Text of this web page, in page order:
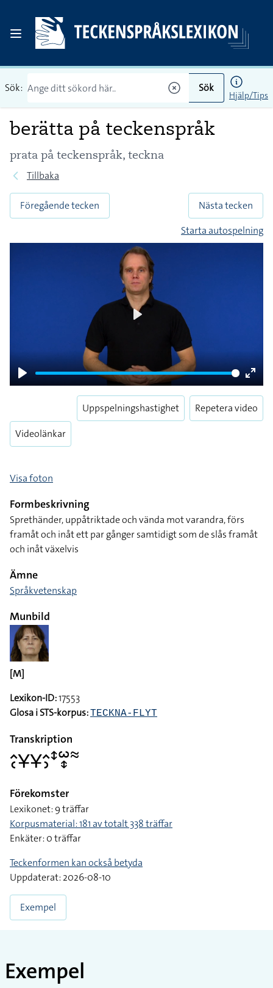
Sök: Sök
Hjälp/Tips
berätta på teckenspråk
prata på teckenspråk, teckna
Tillbaka
Föregående tecken
Nästa tecken
Starta autospelning
Play
Enter
Videolänkar
Uppspelningshastighet Repetera video
Visa foton
Formbeskrivning
Sprethänder, uppåtriktade och vända mot varandra, förs
framåt och inåt ett par gånger samtidigt som de slås framåt
och inåt växelvis
Ämne
Språkvetenskap
Munbild
[M]
Lexikon-ID:17553
Glosa i STS-korpus:TECKNA-FLYT
Transkription
􌤵􌥗􌥃􌥃􌤵􌤶􌥥􌥱􌦋􌦇
Förekomster
Lexikonet: 9 träffar
Korpusmaterial: 181 av totalt 338 träffar
Enkäter: 0 träffar
Teckenformen kan också betyda
Uppdaterat: 2026-08-10
Exempel
Exempel